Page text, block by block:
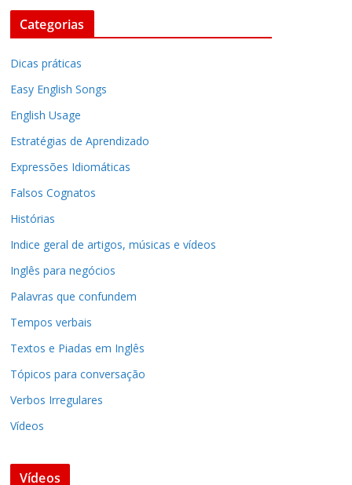
Categorias
Dicas práticas
Easy English Songs
English Usage
Estratégias de Aprendizado
Expressões Idiomáticas
Falsos Cognatos
Histórias
Indice geral de artigos, músicas e vídeos
Inglês para negócios
Palavras que confundem
Tempos verbais
Textos e Piadas em Inglês
Tópicos para conversação
Verbos Irregulares
Vídeos
Vídeos